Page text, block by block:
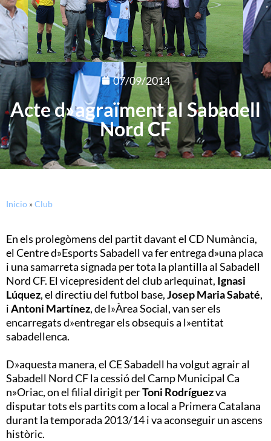
07/09/2014
Acte d»agraïment al Sabadell
Nord CF
Inicio »Club
En els prolegòmens del partit davant el CD Numància,
el Centre d»Esports Sabadell va fer entrega d»una placa
i una samarreta signada per tota la plantilla al Sabadell
Nord CF. El vicepresident del club arlequinat, Ignasi
Lúquez, el directiu del futbol base,Josep Maria Sabaté,
iAntoni Martínez, de l»Àrea Social, van ser els
encarregats d»entregar els obsequis a l»entitat
sabadellenca.
D»aquesta manera, el CE Sabadell ha volgut agrair al
Sabadell Nord CF la cessió del Camp Municipal Ca
n»Oriac, on el filial dirigit perToni Rodríguezva
disputar tots els partits com a local a Primera Catalana
durant la temporada 2013/14 i va aconseguir un ascens
històric.